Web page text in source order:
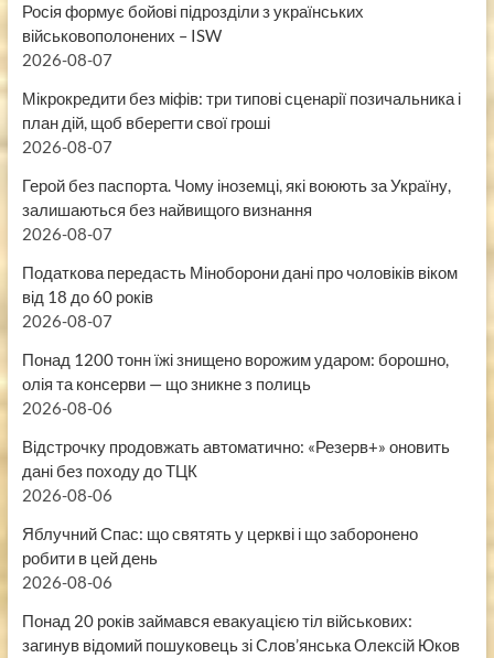
Росія формує бойові підрозділи з українських
військовополонених – ISW
2026-08-07
Мікрокредити без міфів: три типові сценарії позичальника і
план дій, щоб вберегти свої гроші
2026-08-07
Герой без паспорта. Чому іноземці, які воюють за Україну,
залишаються без найвищого визнання
2026-08-07
Податкова передасть Міноборони дані про чоловіків віком
від 18 до 60 років
2026-08-07
Понад 1200 тонн їжі знищено ворожим ударом: борошно,
олія та консерви — що зникне з полиць
2026-08-06
Відстрочку продовжать автоматично: «Резерв+» оновить
дані без походу до ТЦК
2026-08-06
Яблучний Спас: що святять у церкві і що заборонено
робити в цей день
2026-08-06
Понад 20 років займався евакуацією тіл військових:
загинув відомий пошуковець зі Слов’янська Олексій Юков